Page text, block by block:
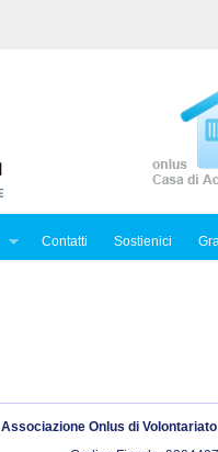
Contatti Sostienici
Associazione Onlus di